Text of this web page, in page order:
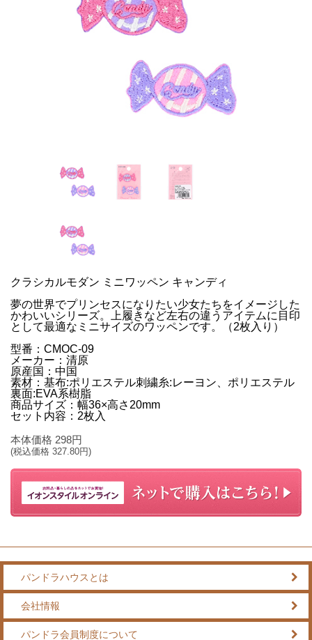
クラシカルモダン ミニワッペン キャンディ
夢の世界でプリンセスになりたい少女たちをイメージした
かわいいシリーズ。上履きなど左右の違うアイテムに目印
として最適なミニサイズのワッペンです。（2枚入り）
型番：CMOC‐09
メーカー：清原
原産国：中国
素材：基布:ポリエステル刺繍糸:レーヨン、ポリエステル
裏面:EVA系樹脂
商品サイズ：幅36×高さ20mm
セット内容：2枚入
本体価格 298円
(税込価格 327.80円)
パンドラハウスとは
会社情報
パンドラ会員制度について